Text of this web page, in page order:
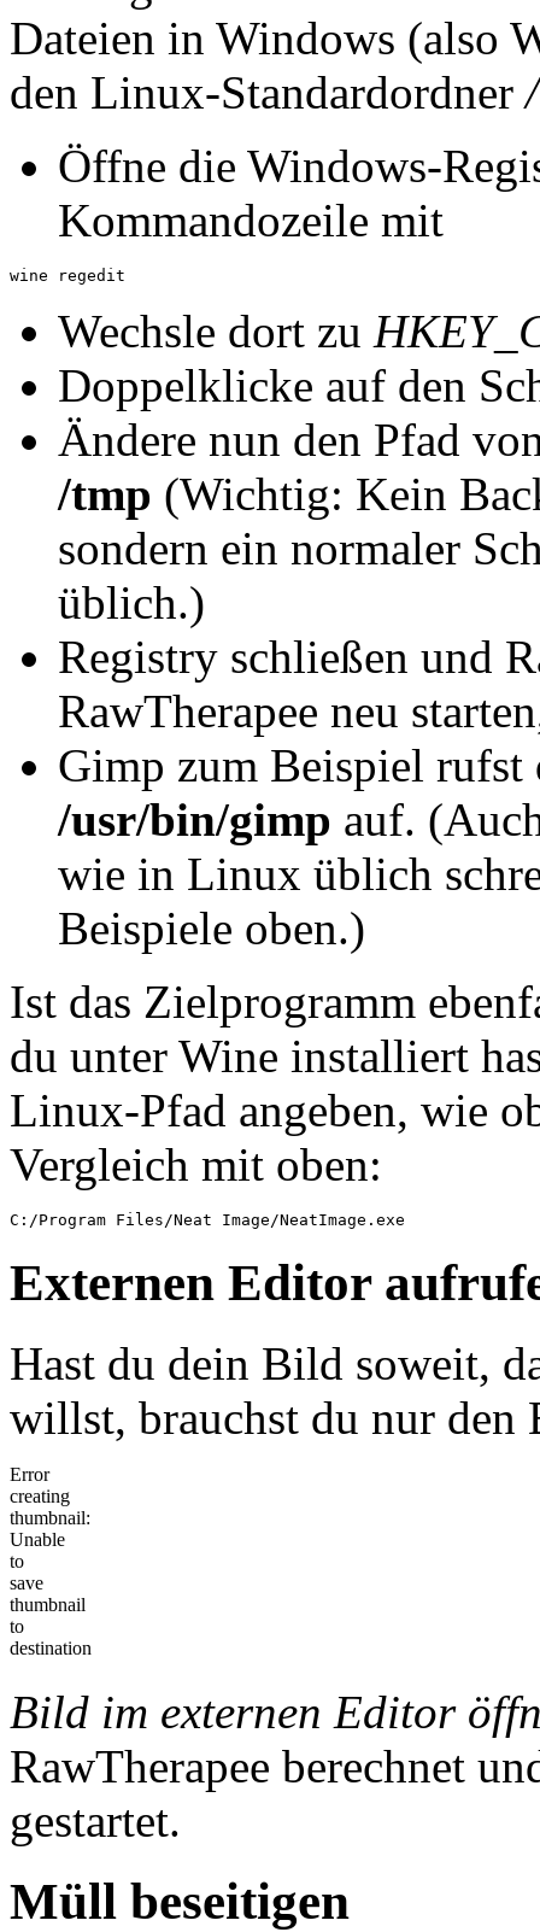
Dateien in Windows (also
den Linux-Standardordner
Öffne die Windows-
Kommandozeile mit
Wechsle dort zu
Doppelklicke auf den
Ändere nun den Pfad
/tmp (Wichtig: Kein
sondern ein normaler
üblich.)
Registry schließen und
RawTherapee neu
Gimp zum Beispiel
/usr/bin/gimp auf.
wie in Linux üblich
Beispiele oben.)
Ist das Zielprogramm
du unter Wine installiert
Linux-Pfad angeben, wie
Vergleich mit oben:
Externen Editor
Hast du dein Bild soweit,
willst, brauchst du nur den
Error
creating
thumbnail:
Unable
to
save
thumbnail
to
destination
Bild im externen Editor
RawTherapee berechnet
gestartet.
Müll beseitigen